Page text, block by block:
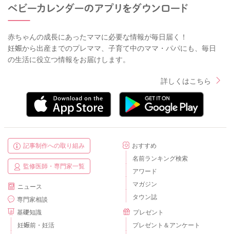
赤ちゃんの成長にあったママに必要な情報が毎日届く！
妊娠から出産までのプレママ、子育て中のママ・パパにも、毎日
の生活に役立つ情報をお届けします。
詳しくはこちら
記事制作への取り組み
監修医師・専門家一覧
ニュース
専門家相談
基礎知識
妊娠前・妊活
おすすめ
名前ランキング検索
アワード
マガジン
タウン誌
プレゼント
プレゼント＆アンケート